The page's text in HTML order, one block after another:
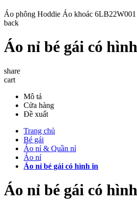
Áo phông Hoddie Áo khoác 6LB22W001
back
Áo nỉ bé gái có
share
cart
Mô tả
Cửa hàng
Đề xuất
Trang chủ
Bé gái
Áo nỉ & Quần nỉ
Áo nỉ
Áo nỉ bé gái có hình in
Áo nỉ bé gái có